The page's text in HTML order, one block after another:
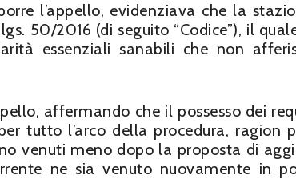
l’appello, evidenziava che la
50/2016 (di seguito “Codice”), il
essenziali sanabili che non
affermando che il possesso dei
tutto l’arco della procedura,
venuti meno dopo la proposta di
ne sia venuto nuovamente in